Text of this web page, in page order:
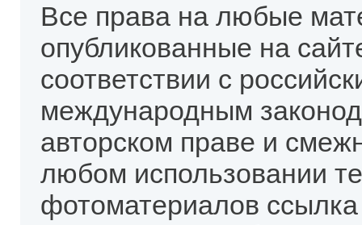
Все права на любые
опубликованные на
соответствии с
международным
авторском праве и
любом использовании
фотоматериалов